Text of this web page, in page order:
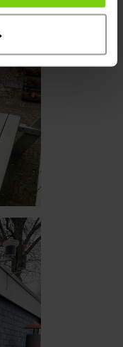
contact